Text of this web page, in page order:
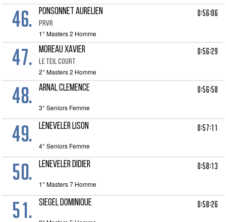
46. PONSONNET Aurelien
PRVR
0:56:06
1° Masters 2 Homme
47. MOREAU Xavier
LE TEIL COURT
0:56:29
2° Masters 2 Homme
48. ARNAL Clemence 0:56:58
3° Seniors Femme
49. LENEVELER Lison 0:57:11
4° Seniors Femme
50. LENEVELER Didier 0:58:13
1° Masters 7 Homme
51. SIEGEL Dominique 0:58:26